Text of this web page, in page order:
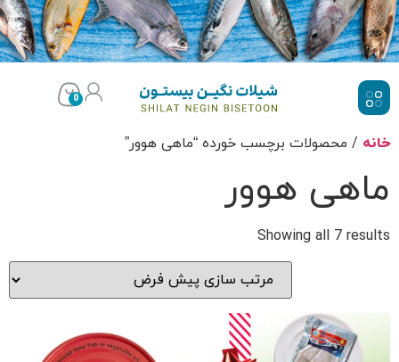
0
/ محصولات برچسب خورده “ماهی هوور”
هوور
Showing all 7